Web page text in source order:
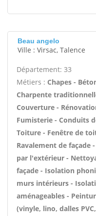
Beau angelo
Ville : Virsac, Talence
Département: 33
Métiers : Chapes -
Charpente
Couverture -
Fumisterie - Conduits
Toiture - Fenêtre de
Ravalement de façade
par l'extérieur -
façade - Isolation
murs intérieurs -
aménageables -
(vinyle, lino, dalles